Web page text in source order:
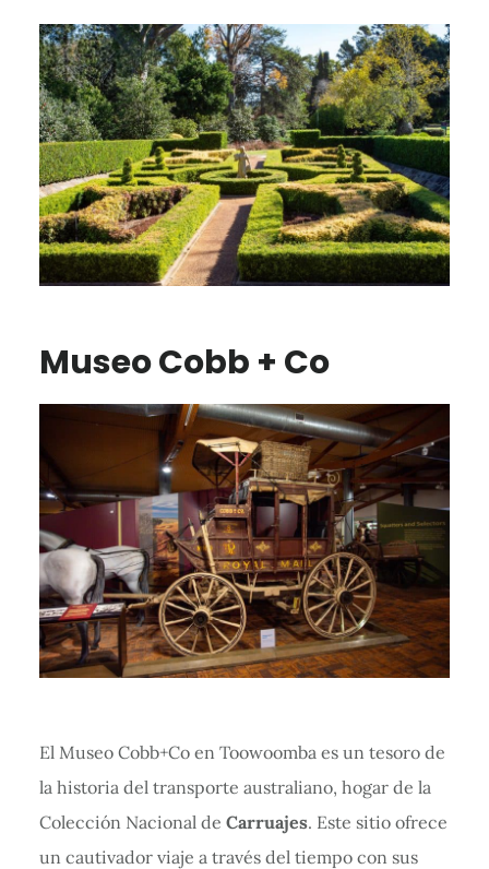
Museo Cobb + Co
El Museo Cobb+Co en Toowoomba es un tesoro de
la historia del transporte australiano, hogar de la
Colección Nacional de Carruajes. Este sitio ofrece
un cautivador viaje a través del tiempo con sus